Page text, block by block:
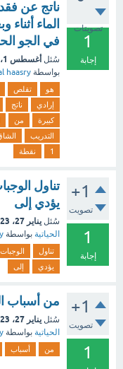
تصويتات
1
إجابة
ناتج عن
الماء
في الجو الحار؟
سُئل أغسطس 1، 2023
بواسطة haasry
هو تقلص
إرادي
ناتج
كبيرة
من
التدريب
1
نقطة
+1
تصويت
1
إجابة
تناول
يؤدي إلى
سُئل يناير 27، 2023
الحياتية بواسطة
تناول الوجبات
يؤدي
إلى
+1
تصويت
1
من أسباب
سُئل يناير 27، 2023
الحياتية بواسطة
من أسباب